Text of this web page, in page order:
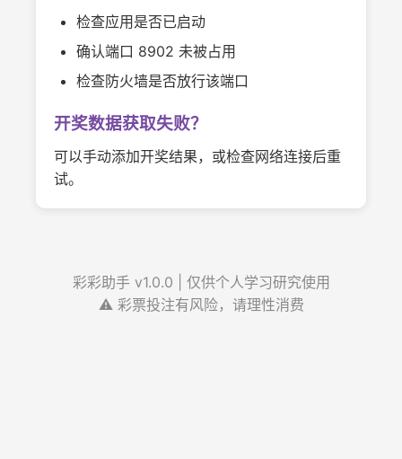
检查应用是否已启动
确认端口 8902 未被占用
检查防火墙是否放行该端口
开奖数据获取失败？
可以手动添加开奖结果，或检查网络连接后重
试。
彩彩助手 v1.0.0 | 仅供个人学习研究使用
⚠️ 彩票投注有风险，请理性消费